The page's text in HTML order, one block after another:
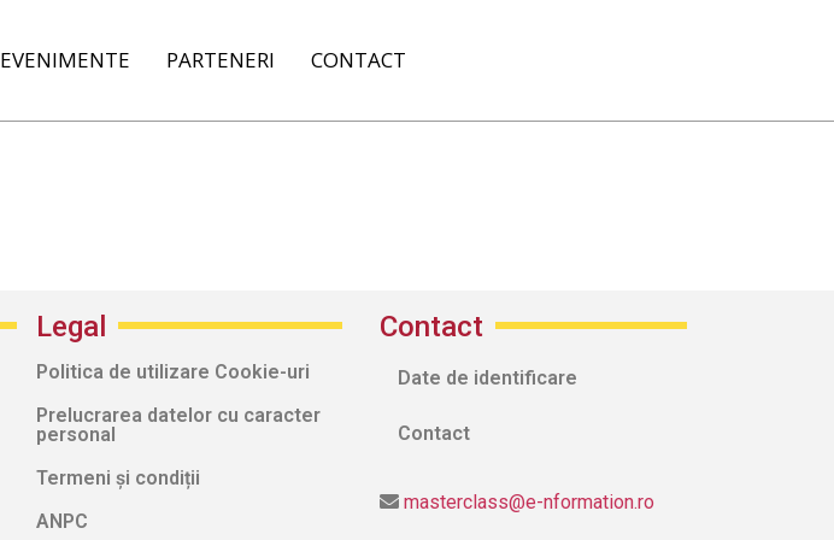
EVENIMENTE PARTENERI CONTACT
Legal
Politica de utilizare Cookie-uri
Prelucrarea datelor cu caracter
personal
Termeni și condiții
ANPC
Contact
Date de identificare
Contact
masterclass@e-nformation.ro